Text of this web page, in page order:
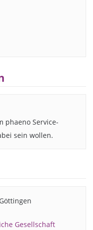
phaeno Service-
sein wollen.
Gesellschaft